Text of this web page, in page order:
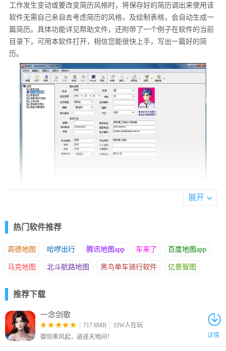
工作发生变动或要改变简历风格时，将保存好的简历调出来使用该
软件无需自己亲自去考虑简历的风格，及绘制表格，会自动生成一
篇简历。具体功能详见帮助文件，还附带了一个例子在软件的当前
目录下，可用本软件打开，相信您能很快上手，写出一篇好的简
历。
板
职场竞争力
3.告别Word，绝绝世好简历官方版才是最简单高效的简历制作方式
展开
热门软件推荐
高德地图 哈啰出行 腾讯地图app 车来了 百度地图app
马克地图 北斗航路地图 黑鸟单车骑行软件 亿景智图
推荐下载
一念剑歌
717.8MB
33W人在玩
御剑乘风起，逍遥天地间！
详情